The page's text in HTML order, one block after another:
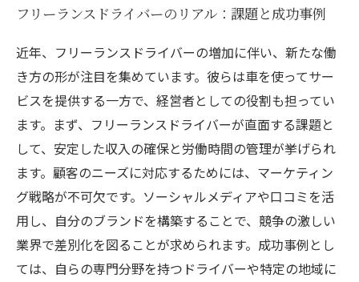
フリーランスドライバーのリアル：課題と成功事例
近年、フリーランスドライバーの増加に伴い、新たな働
き方の形が注目を集めています。彼らは車を使ってサー
ビスを提供する一方で、経営者としての役割も担ってい
ます。まず、フリーランスドライバーが直面する課題と
して、安定した収入の確保と労働時間の管理が挙げられ
ます。顧客のニーズに対応するためには、マーケティン
グ戦略が不可欠です。ソーシャルメディアや口コミを活
用し、自分のブランドを構築することで、競争の激しい
業界で差別化を図ることが求められます。成功事例とし
ては、自らの専門分野を持つドライバーや特定の地域に